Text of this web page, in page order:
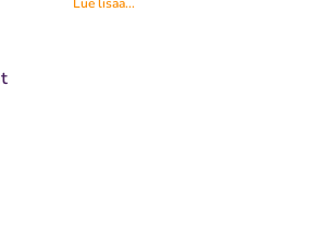
Lue lisää...